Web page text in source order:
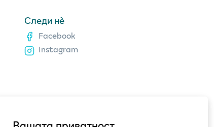
Следи нè
Facebook
Instagram